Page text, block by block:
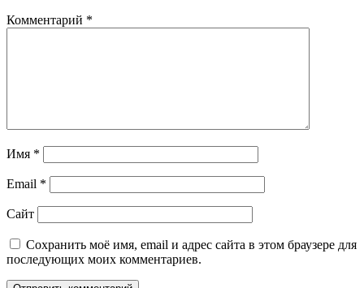
Комментарий *
Имя *
Email *
Сайт
Сохранить моё имя, email и адрес сайта в этом браузере для
последующих моих комментариев.